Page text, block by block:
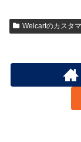
Welcartのカスタ